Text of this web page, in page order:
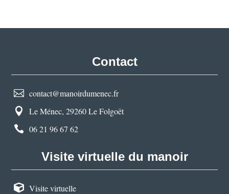
Contact
 contact@manoirdumenec.fr
 Le Ménec, 29260 Le Folgoët
 06 21 96 67 62
Visite virtuelle du manoir
 Visite virtuelle